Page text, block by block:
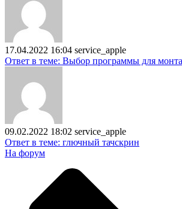
17.04.2022 16:04 service_apple
Ответ в теме: Выбор программы для
09.02.2022 18:02 service_apple
Ответ в теме: глючный тачскрин
На форум